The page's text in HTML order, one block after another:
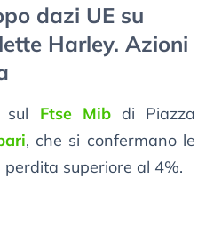
dazi UE su
Harley. Azioni
sul Ftse Mibdi Piazza
, che si confermano le
superiore al 4%.